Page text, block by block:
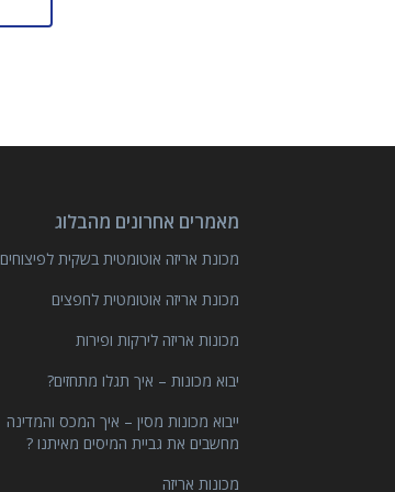
מאמרים אחרונים מהבלוג
מכונת אריזה אוטומטית בשקית לפיצוחים
מכונת אריזה אוטומטית לחפצים
מכונות אריזה לירקות ופירות
יבוא מכונות – איך תגלו מתחזים?
ייבוא מכונות מסין – איך המכס והמדינה
מחשבים את גביית המיסים מאיתנו ?
מכונות אריזה